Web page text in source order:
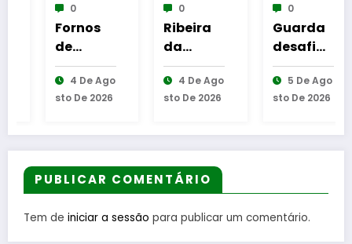
Fornos
Algodres
avança
com
rte
Flexível
para
aproxim
4 De Ago
Sto De 2026
Ribeira
Muxaga
ta alvo
ção para
a
proteçã
o da
4 De Ago
Sto De 2026
Guarda
desafia
amante
s do BTT
Invernal
Guarda
5 De Ago
Sto De 2026
PUBLICAR COMENTÁRIO
Tem de iniciar a sessão para publicar um comentário.